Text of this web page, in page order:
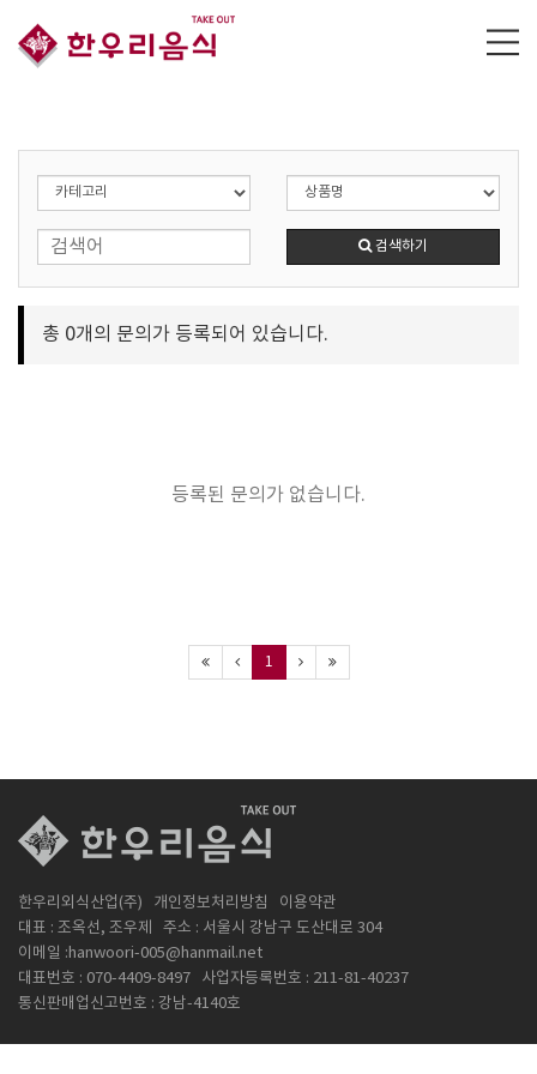
검색하기
총 0개의 문의가 등록되어 있습니다.
등록된 문의가 없습니다.
1
한우리외식산업(주) 개인정보처리방침
이용약관
대표 : 조옥선, 조우제
주소 : 서울시 강남구 도산대로 304
이메일 :hanwoori-005@hanmail.net
대표번호 : 070-4409-8497
사업자등록번호 : 211-81-40237
통신판매업신고번호 : 강남-4140호